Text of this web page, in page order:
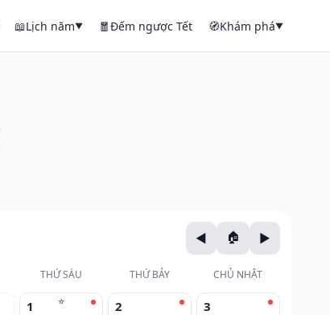
📖Lịch năm▼ 🧧Đếm ngược Tết 🧭Khám phá▼
THỨ SÁU THỨ BẢY CHỦ NHẬT
⭐
1 2 3